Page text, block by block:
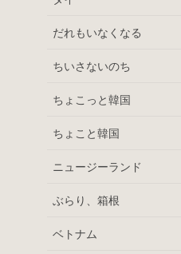
だれもいなくなる
ちいさないのち
ちょこっと韓国
ちょこと韓国
ニュージーランド
ぶらり、箱根
ベトナム